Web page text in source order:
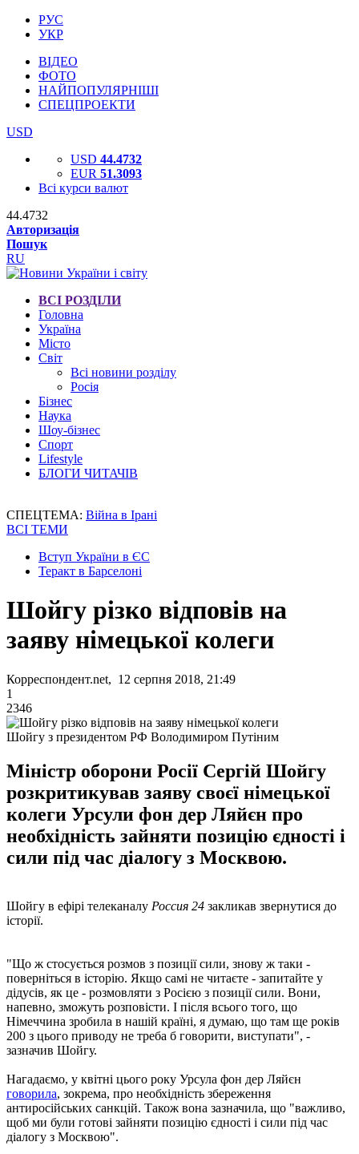
РУС
УКР
ВІДЕО
ФОТО
НАЙПОПУЛЯРНІШІ
СПЕЦПРОЕКТИ
USD
USD 44.4732
EUR 51.3093
Всі курси валют
44.4732
Авторизація
Пошук
RU
ВСІ РОЗДІЛИ
Головна
Україна
Місто
Світ
Всі новини розділу
Росія
Бізнес
Наука
Шоу-бізнес
Спорт
Lifestyle
БЛОГИ ЧИТАЧІВ
СПЕЦТЕМА: Війна в Ірані
ВСІ ТЕМИ
Вступ України в ЄС
Теракт в Барселоні
Шойгу різко відповів на
заяву німецької колеги
Корреспондент.net, 12 серпня 2018, 21:49
1
2346
Шойгу з президентом РФ Володимиром Путіним
Міністр оборони Росії Сергій Шойгу
розкритикував заяву своєї німецької
колеги Урсули фон дер Ляйєн про
необхідність зайняти позицію єдності і
сили під час діалогу з Москвою.
Шойгу в ефірі телеканалу Россия 24 закликав звернутися до
історії.
"Що ж стосується розмов з позиції сили, знову ж таки -
поверніться в історію. Якщо самі не читаєте - запитайте у
дідусів, як це - розмовляти з Росією з позиції сили. Вони,
напевно, зможуть розповісти. І після всього того, що
Німеччина зробила в нашій країні, я думаю, що там ще років
200 з цього приводу не треба б говорити, виступати", -
зазначив Шойгу.
Нагадаємо, у квітні цього року Урсула фон дер Ляйєн
говорила, зокрема, про необхідність збереження
антиросійських санкцій. Також вона зазначила, що "важливо,
щоб ми були готові зайняти позицію єдності і сили під час
діалогу з Москвою".